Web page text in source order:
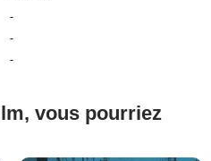
-
-
-
vous pourriez